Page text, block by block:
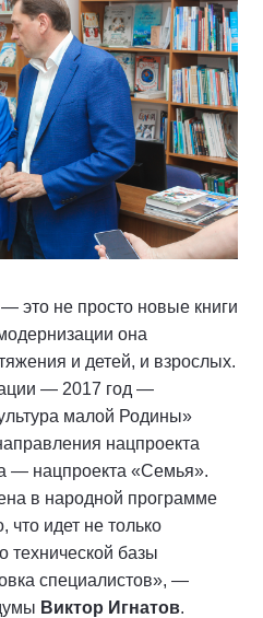
это не просто новые книги
она
и детей, и взрослых.
— 2017 год —
малой Родины»
нацпроекта
— нацпроекта «Семья».
в народной программе
идет не только
технической базы
специалистов», —
Виктор Игнатов.